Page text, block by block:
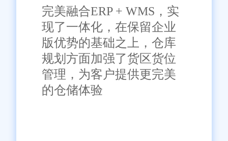
完美融合ERP + WMS，实
现了一体化，在保留企业
版优势的基础之上，仓库
规划方面加强了货区货位
管理，为客户提供更完美
的仓储体验